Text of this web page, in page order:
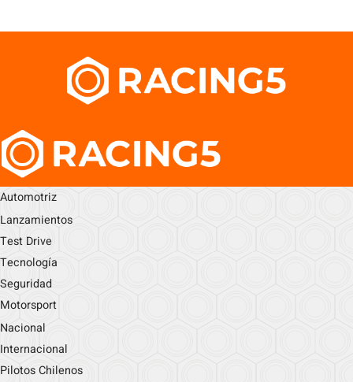
Automotriz
Lanzamientos
Test Drive
Tecnología
Seguridad
Motorsport
Nacional
Internacional
Pilotos Chilenos